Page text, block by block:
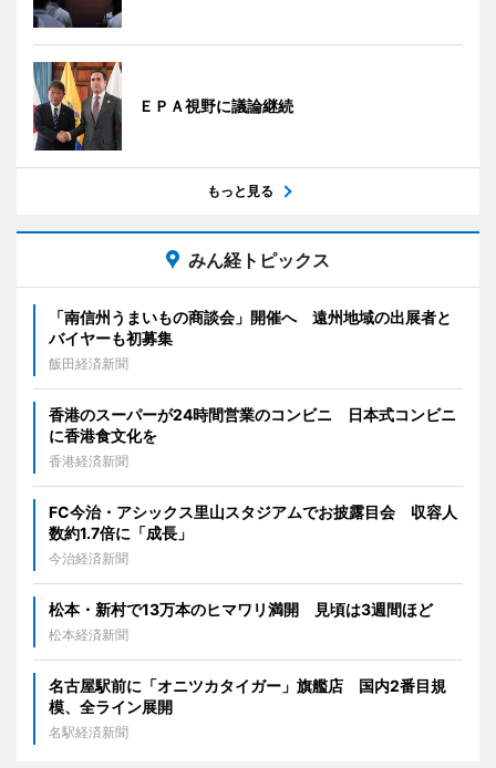
ＥＰＡ視野に議論継続
もっと見る
みん経トピックス
「南信州うまいもの商談会」開催へ 遠州地域の出展者と
バイヤーも初募集
飯田経済新聞
香港のスーパーが24時間営業のコンビニ 日本式コンビニ
に香港食文化を
香港経済新聞
FC今治・アシックス里山スタジアムでお披露目会 収容人
数約1.7倍に「成長」
今治経済新聞
松本・新村で13万本のヒマワリ満開 見頃は3週間ほど
松本経済新聞
名古屋駅前に「オニツカタイガー」旗艦店 国内2番目規
模、全ライン展開
名駅経済新聞